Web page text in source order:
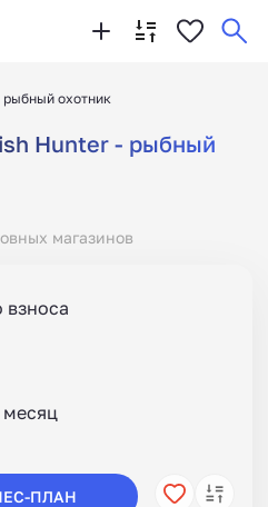
охотник
Hunter - рыбный
магазинов
взноса
месяц
ПЛАН